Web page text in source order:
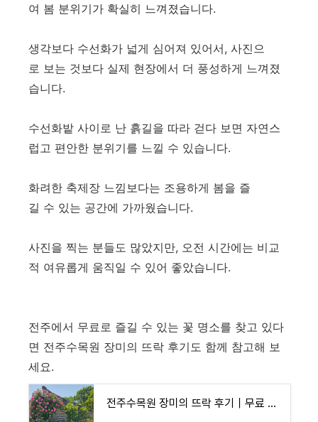
여 봄 분위기가 확실히 느껴졌습니다.
생각보다 수선화가 넓게 심어져 있어서, 사진으
로 보는 것보다 실제 현장에서 더 풍성하게 느껴졌
습니다.
수선화밭 사이로 난 흙길을 따라 걷다 보면 자연스
럽고 편안한 분위기를 느낄 수 있습니다.
화려한 축제장 느낌보다는 조용하게 봄을 즐
길 수 있는 공간에 가까웠습니다.
사진을 찍는 분들도 많았지만, 오전 시간에는 비교
적 여유롭게 움직일 수 있어 좋았습니다.
전주에서 무료로 즐길 수 있는 꽃 명소를 찾고 있다
면 전주수목원 장미의 뜨락 후기도 함께 참고해 보
세요.
전주수목원 장미의 뜨락 후기｜무료 장미 명소, 주차, 환혼 촬영지 총정리